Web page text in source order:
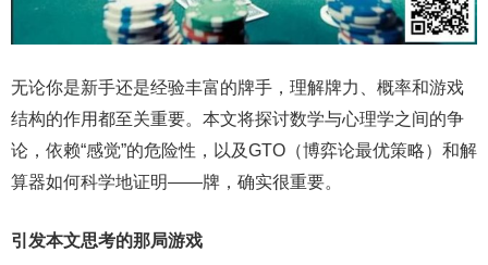
无论你是新手还是经验丰富的牌手，理解牌力、概率和游戏
结构的作用都至关重要。本文将探讨数学与心理学之间的争
论，依赖“感觉”的危险性，以及GTO（博弈论最优策略）和解
算器如何科学地证明——牌，确实很重要。
引发本文思考的那局游戏